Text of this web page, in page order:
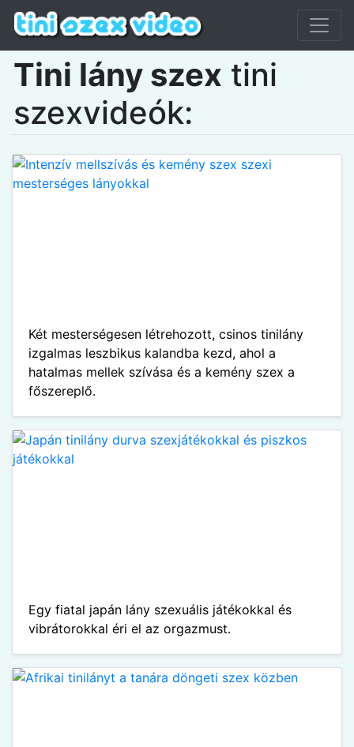
Tini lány szex tini
szexvideók:
Két mesterségesen létrehozott, csinos tinilány
izgalmas leszbikus kalandba kezd, ahol a
hatalmas mellek szívása és a kemény szex a
főszereplő.
Egy fiatal japán lány szexuális játékokkal és
vibrátorokkal éri el az orgazmust.